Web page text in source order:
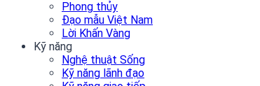
Phong thủy
Đạo mẫu Việt Nam
Lời Khấn Vàng
Kỹ năng
Nghệ thuật Sống
Kỹ năng lãnh đạo